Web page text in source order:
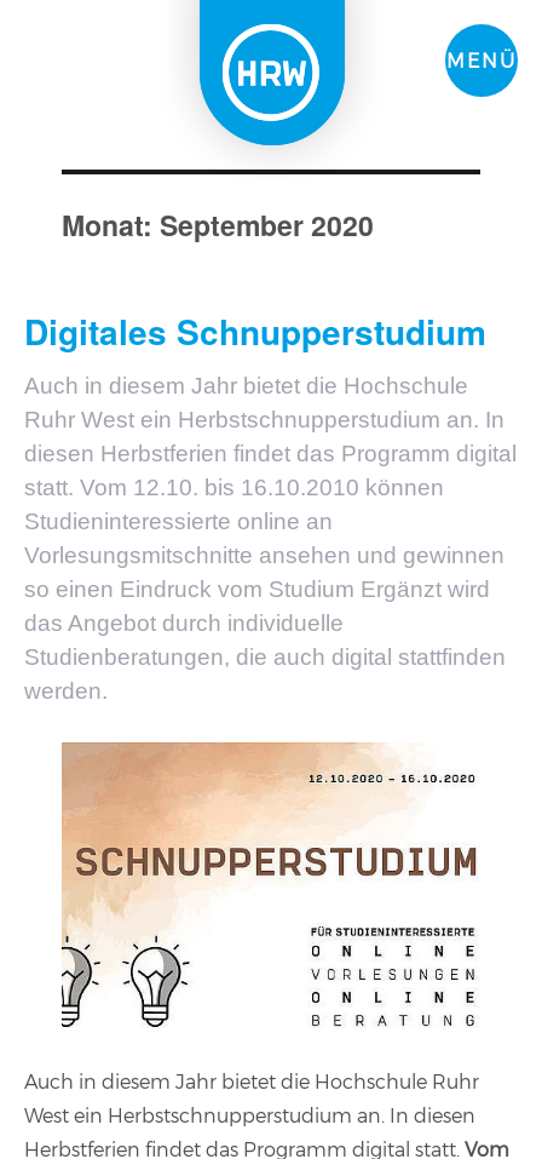
MENÜ
Monat: September 2020
Digitales Schnupperstudium
Auch in diesem Jahr bietet die Hochschule
Ruhr West ein Herbstschnupperstudium an. In
diesen Herbstferien findet das Programm digital
statt. Vom 12.10. bis 16.10.2010 können
Studieninteressierte online an
Vorlesungsmitschnitte ansehen und gewinnen
so einen Eindruck vom Studium Ergänzt wird
das Angebot durch individuelle
Studienberatungen, die auch digital stattfinden
werden.
Auch in diesem Jahr bietet die Hochschule Ruhr
West ein Herbstschnupperstudium an. In diesen
Herbstferien findet das Programm digital statt. Vom